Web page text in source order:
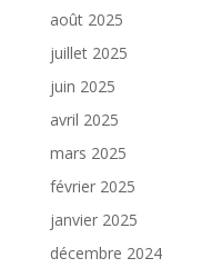
août 2025
juillet 2025
juin 2025
avril 2025
mars 2025
février 2025
janvier 2025
décembre 2024